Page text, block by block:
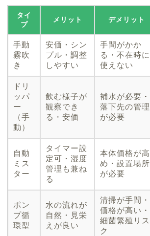
タイ
プ
メリット デメリット
手動
霧吹
き
安価・シン
プル・調整
しやすい
手間がかか
る・不在時に
使えない
ドリ
ッパ
ー
（手
動）
飲む様子が
観察でき
る・安価
補水が必要・
落下先の管理
が必要
自動
ミス
ター
タイマー設
定可・湿度
管理も兼ね
る
本体価格が高
め・設置場所
が必要
ポン
プ循
環型
水の流れが
自然・見栄
えが良い
清掃が手間・
価格が高い・
細菌繁殖リス
ク